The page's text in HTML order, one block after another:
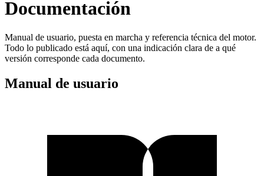
Documentación
Manual de usuario, puesta en marcha y referencia técnica del motor.
Todo lo publicado está aquí, con una indicación clara de a qué
versión corresponde cada documento.
Manual de usuario